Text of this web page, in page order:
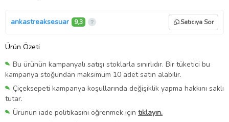
ankastreaksesuar 9,3 Satıcıya Sor
Ürün Özeti
Bu ürünün kampanyalı satışı stoklarla sınırlıdır. Bir tüketici bu
kampanya stoğundan maksimum 10 adet satın alabilir.
Çiçeksepeti kampanya koşullarında değişiklik yapma hakkını saklı
tutar.
Ürünün iade politikasını öğrenmek için tıklayın.